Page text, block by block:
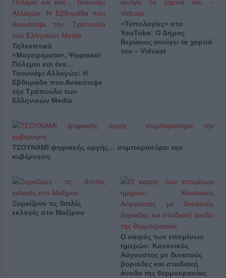
Τηλεοπτικά
«Μαγειρέματα», Ψηφιακοί
Πόλεμοι και ένα…
Τσουνάμι Αλλαγών: Η
Εβδομάδα που Ανακάτεψε
την Τράπουλα των
Ελληνικών Media
«Τυπολογίες» στο
YouTube: Ο Δήμος
Βερύκιος ανοίγει τα χαρτιά
του – Vidcast
ΤΣΟΥΝΑΜΙ ψηφιακής οργής… συμπαρασύρει την
κυβέρνηση
Ξορκίζουν τις διπλές
εκλογές στο Μαξίμου
Ο καιρός των επομένων
ημερών: Κανονικός
Αύγουστος με δυνατούς
βοριάδες και σταδιακή
άνοδο της θερμοκρασίας